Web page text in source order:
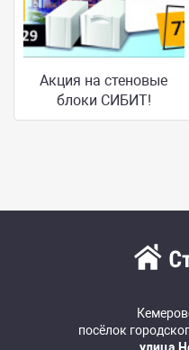
Акция на стеновые
блоки СИБИТ!
посёлок